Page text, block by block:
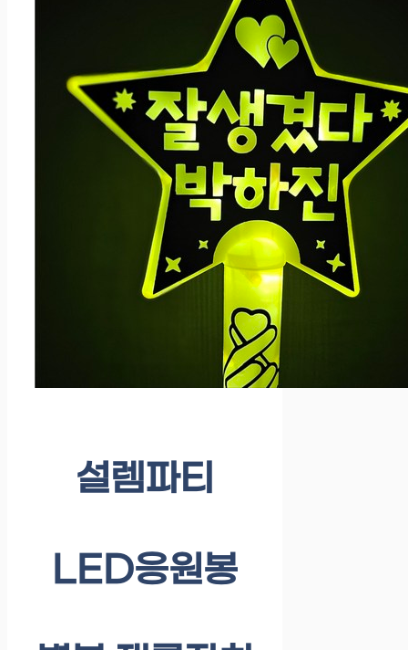
설렘파티
LED응원봉